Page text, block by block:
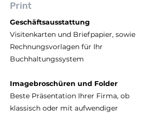
Print
Geschäftsausstattung
Visitenkarten und Briefpapier, sowie
Rechnungsvorlagen für Ihr
Buchhaltungssystem
Imagebroschüren und Folder
Beste Präsentation Ihrer Firma, ob
klassisch oder mit aufwendiger